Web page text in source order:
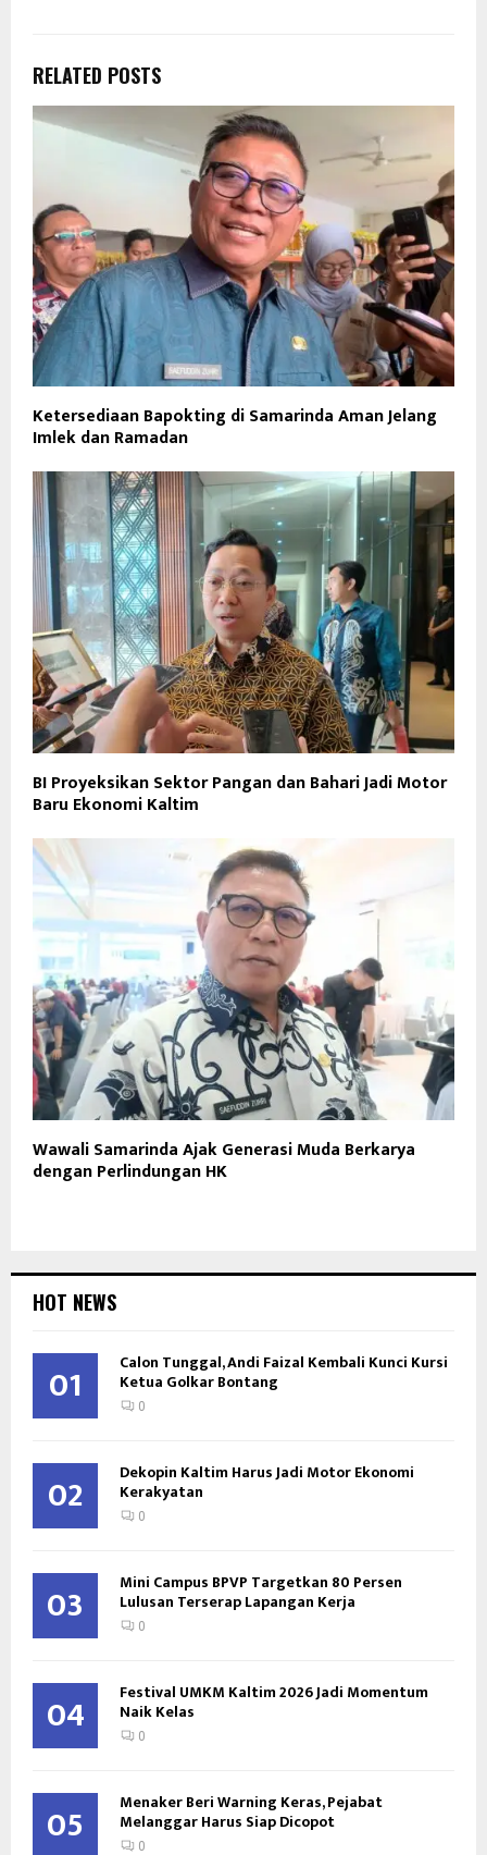
RELATED POSTS
Ketersediaan Bapokting di Samarinda Aman Jelang
Imlek dan Ramadan
BI Proyeksikan Sektor Pangan dan Bahari Jadi Motor
Baru Ekonomi Kaltim
Wawali Samarinda Ajak Generasi Muda Berkarya
dengan Perlindungan HK
HOT NEWS
01 Calon Tunggal, Andi Faizal Kembali Kunci Kursi
Ketua Golkar Bontang
0
02 Dekopin Kaltim Harus Jadi Motor Ekonomi
Kerakyatan
0
03 Mini Campus BPVP Targetkan 80 Persen
Lulusan Terserap Lapangan Kerja
0
04 Festival UMKM Kaltim 2026 Jadi Momentum
Naik Kelas
0
05 Menaker Beri Warning Keras, Pejabat
Melanggar Harus Siap Dicopot
0